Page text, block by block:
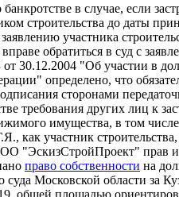
в случае, если
строительства до даты
участника
обратиться в суд с
30.12.2004 "Об участии в
определено, что
сторонами
требования других лиц
имущества, в том
как участник
"ЭскизСтройПроект" прав и
право собственности на
Московской области за
общей площадью